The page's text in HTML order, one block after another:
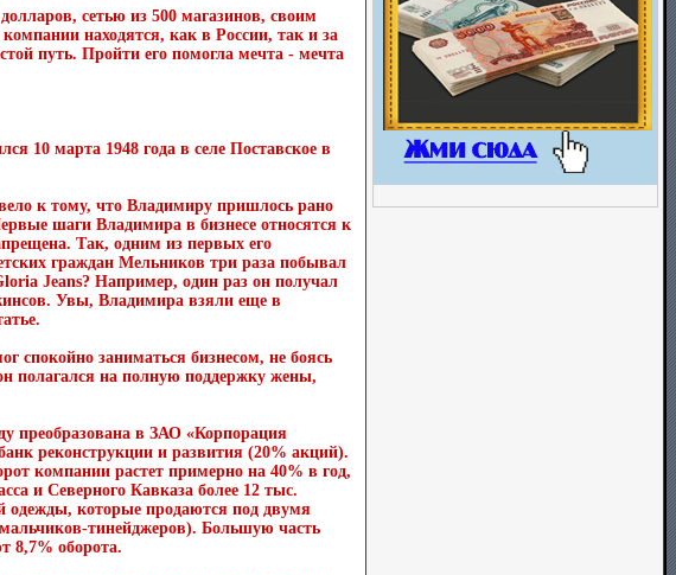
сетью из 500 магазинов, своим
находятся, как в России, так и за
путь. Пройти его помогла мечта - мечта
10 марта 1948 года в селе Поставское в
к тому, что Владимиру пришлось рано
шаги Владимира в бизнесе относятся к
Так, одним из первых его
граждан Мельников три раза побывал
Jeans? Например, один раз он получал
Увы, Владимира взяли еще в
спокойно заниматься бизнесом, не боясь
полагался на полную поддержку жены,
преобразована в ЗАО «Корпорация
реконструкции и развития (20% акций).
компании растет примерно на 40% в год,
и Северного Кавказа более 12 тыс.
одежды, которые продаются под двумя
тинейджеров). Большую часть
8,7% оборота.